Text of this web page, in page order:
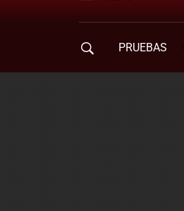
PRUEBAS